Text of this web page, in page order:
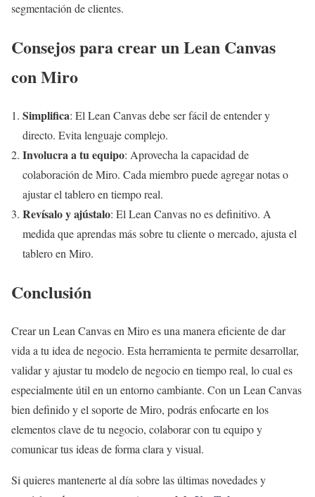
segmentación de clientes.
Consejos para crear un Lean Canvas
con Miro
Simplifica: El Lean Canvas debe ser fácil de entender y
directo. Evita lenguaje complejo.
Involucra a tu equipo: Aprovecha la capacidad de
colaboración de Miro. Cada miembro puede agregar notas o
ajustar el tablero en tiempo real.
Revísalo y ajústalo: El Lean Canvas no es definitivo. A
medida que aprendas más sobre tu cliente o mercado, ajusta el
tablero en Miro.
Conclusión
Crear un Lean Canvas en Miro es una manera eficiente de dar
vida a tu idea de negocio. Esta herramienta te permite desarrollar,
validar y ajustar tu modelo de negocio en tiempo real, lo cual es
especialmente útil en un entorno cambiante. Con un Lean Canvas
bien definido y el soporte de Miro, podrás enfocarte en los
elementos clave de tu negocio, colaborar con tu equipo y
comunicar tus ideas de forma clara y visual.
Si quieres mantenerte al día sobre las últimas novedades y